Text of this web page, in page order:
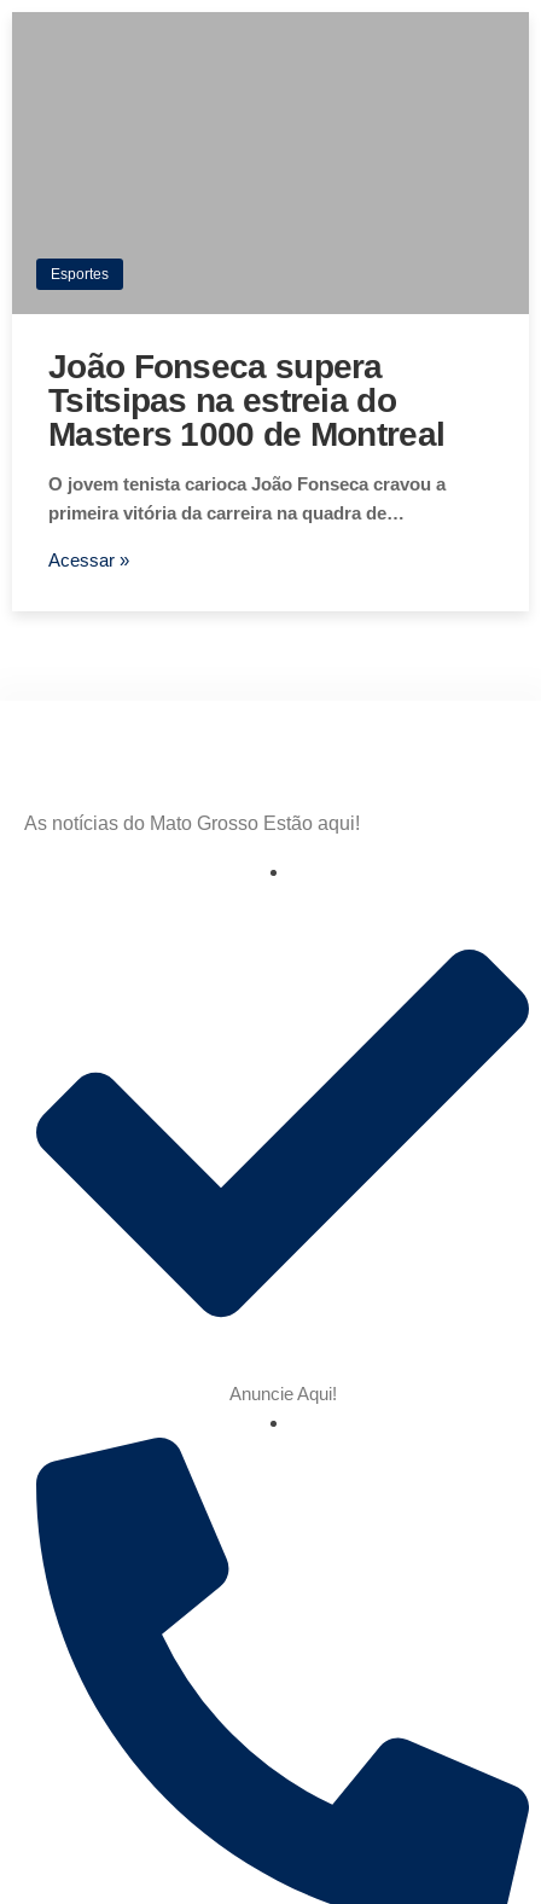
Esportes
João Fonseca supera
Tsitsipas na estreia do
Masters 1000 de Montreal
O jovem tenista carioca João Fonseca cravou a
primeira vitória da carreira na quadra de…
Acessar »
As notícias do Mato Grosso Estão aqui!
Anuncie Aqui!